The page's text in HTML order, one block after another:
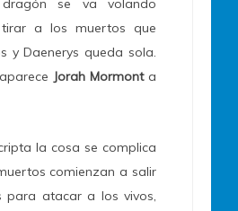
se va volando
a los muertos que
y Daenerys queda sola.
Jorah Mormonta
la cosa se complica
comienzan a salir
para atacar a los vivos,